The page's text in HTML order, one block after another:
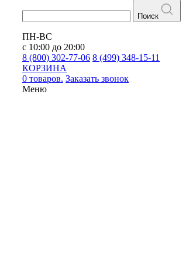
Поиск
ПН-ВС
с 10:00 до 20:00
8 (800) 302-77-06 8 (499) 348-15-11
КОРЗИНА
0 товаров. Заказать звонок
Меню